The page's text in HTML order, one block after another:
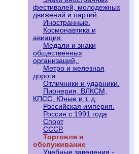
фестивалей, молодежных
движений и партий.
Иностранные.
Космонавтика и
авиация.
Медали и знаки
общественных
организаций,.
Метро и железная
дорога
Отличники и ударники.
Пионерия, ВЛКСМ,
КПСС, Юные и т. д.
Российская империя.
Россия с 1991 года
Спорт
СССР.
Торговля и
обслуживание
Учебные заведения -